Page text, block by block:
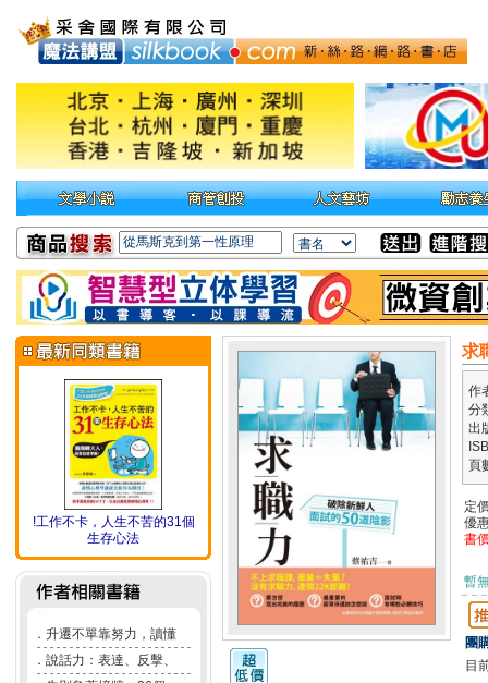
!工作不卡，人生不苦的31個
生存心法
． 升遷不單靠努力，讀懂
． 說話力：表達、反擊、
求
作
分
出
頁
定
優
書
暫
團
目